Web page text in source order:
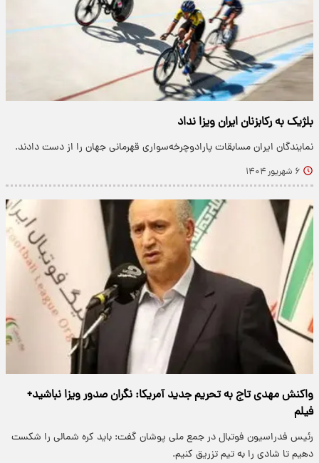
بلژیک به رکابزنان ایران ویزا نداد
نمایندگان ایران مسابقات پارادوچرخه‌سواری قهرمانی جهان را از دست دادند.
۶ شهریور ۱۴۰۴
واکنش مهدی تاج به تحریم‌ جدید آمریکا: نگران صدور ویزا نباشید+
فیلم
رئیس فدراسیون فوتبال در جمع ملی پوشان گفت: باید کره شمالی را شکست
دهیم تا شادی را به تیم تزریق کنیم.